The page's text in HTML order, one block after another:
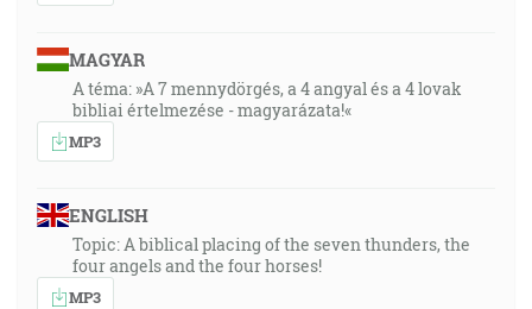
MAGYAR
A téma: »A 7 mennydörgés, a 4 angyal és a 4 lovak
bibliai értelmezése - magyarázata!«
MP3
ENGLISH
Topic: A biblical placing of the seven thunders, the
four angels and the four horses!
MP3